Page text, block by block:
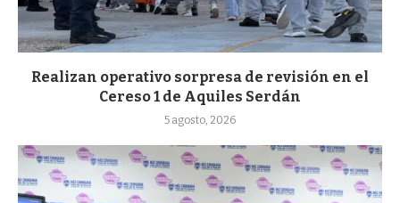
Realizan operativo sorpresa de revisión en el
Cereso 1 de Aquiles Serdán
5 agosto, 2026